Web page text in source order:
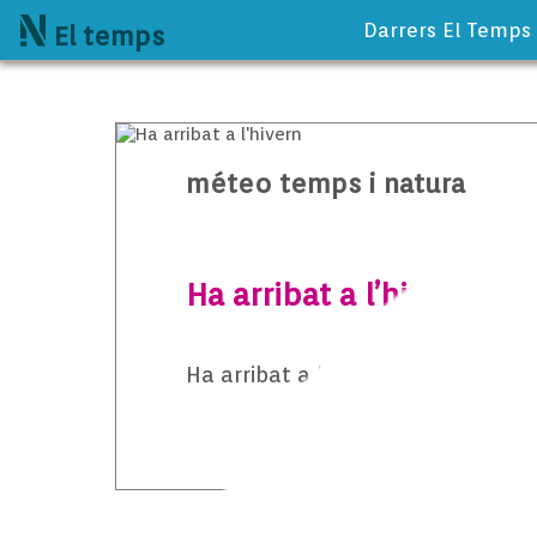
El temps Darrers El Temps
méteo temps i natura
Ha arribat a l’hivern
Ha arribat a l’hivern